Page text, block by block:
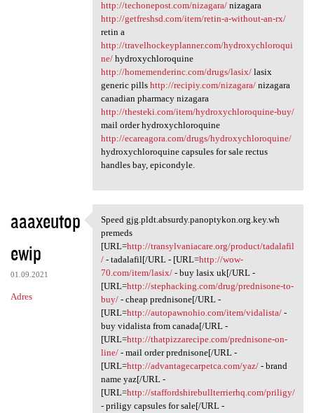
http://techonepost.com/nizagara/nizagara
http://getfreshsd.com/item/retin-a-without-an-rx/
retin a
http://travelhockeyplanner.com/hydroxychloroqui
ne/hydroxychloroquine
http://homemenderinc.com/drugs/lasix/lasix
generic pills http://recipiy.com/nizagara/nizagara
canadian pharmacy nizagara
http://thesteki.com/item/hydroxychloroquine-buy/
mail order hydroxychloroquine
http://ecareagora.com/drugs/hydroxychloroquine/
hydroxychloroquine capsules for sale rectus
handles bay, epicondyle.
aaaxeutop
ewip
01.09.2021
Adres
Speed gjg.pldt.absurdy
Speed gjg.pldt.absurdy.panoptykon.org.key.wh
premeds
[URL=http://transylvaniacare.org/product/tadalafil
/- tadalafil[/URL - [URL=http://wow-
70.com/item/lasix/- buy lasix uk[/URL -
[URL=http://stephacking.com/drug/prednisone-to-
buy/- cheap prednisone[/URL -
[URL=http://autopawnohio.com/item/vidalista/-
buy vidalista from canada[/URL -
[URL=http://thatpizzarecipe.com/prednisone-on-
line/- mail order prednisone[/URL -
[URL=http://advantagecarpetca.com/yaz/- brand
name yaz[/URL -
[URL=http://staffordshirebullterrierhq.com/priligy/
- priligy capsules for sale[/URL -